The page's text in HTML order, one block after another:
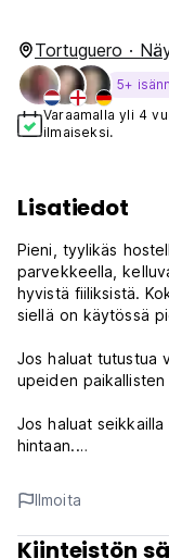
Tortuguero ·
5+
Varaamalla yli 4
ilmaiseksi.
Lisatiedot
Pieni, tyylikäs
parvekkeella,
hyvistä fiiliksistä.
siellä on käytössä
Jos haluat tutustua
upeiden
Jos haluat
hintaan.
Tortuguerossa on
ravintola, jossa on
näköala.
Ilmoita
Kiinteistön